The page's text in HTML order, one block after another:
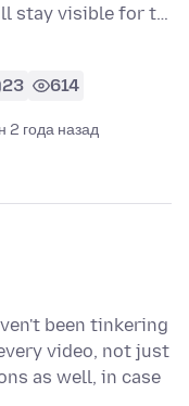
stay visible for t…
23 614
2 года назад
been tinkering
video, not just
as well, in case